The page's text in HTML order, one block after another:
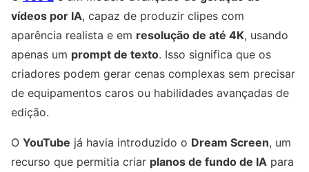
vídeos por IA, capaz de produzir clipes com
aparência realista e em resolução de até 4K, usando
apenas um prompt de texto. Isso significa que os
criadores podem gerar cenas complexas sem precisar
de equipamentos caros ou habilidades avançadas de
edição.
O YouTube já havia introduzido o Dream Screen, um
recurso que permitia criar planos de fundo de IA para